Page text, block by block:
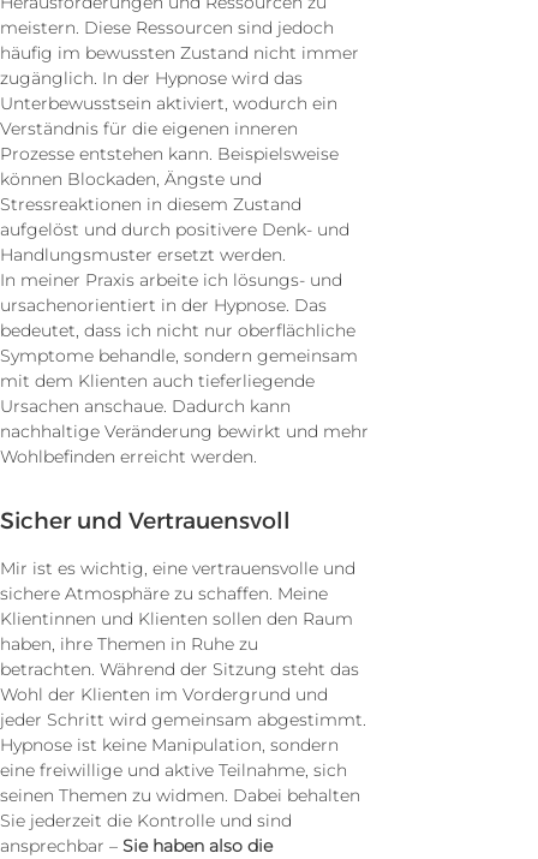
meistern. Diese Ressourcen sind jedoch
häufig im bewussten Zustand nicht immer
zugänglich. In der Hypnose wird das
Unterbewusstsein aktiviert, wodurch ein
Verständnis für die eigenen inneren
Prozesse entstehen kann. Beispielsweise
können Blockaden, Ängste und
Stressreaktionen in diesem Zustand
aufgelöst und durch positivere Denk- und
Handlungsmuster ersetzt werden.
In meiner Praxis arbeite ich lösungs- und
ursachenorientiert in der Hypnose. Das
bedeutet, dass ich nicht nur oberflächliche
Symptome behandle, sondern gemeinsam
mit dem Klienten auch tieferliegende
Ursachen anschaue. Dadurch kann
nachhaltige Veränderung bewirkt und mehr
Wohlbefinden erreicht werden.
Sicher und Vertrauensvoll
Mir ist es wichtig, eine vertrauensvolle und
sichere Atmosphäre zu schaffen. Meine
Klientinnen und Klienten sollen den Raum
haben, ihre Themen in Ruhe zu
betrachten. Während der Sitzung steht das
Wohl der Klienten im Vordergrund und
jeder Schritt wird gemeinsam abgestimmt.
Hypnose ist keine Manipulation, sondern
eine freiwillige und aktive Teilnahme, sich
seinen Themen zu widmen. Dabei behalten
Sie jederzeit die Kontrolle und sind
ansprechbar – Sie haben also die